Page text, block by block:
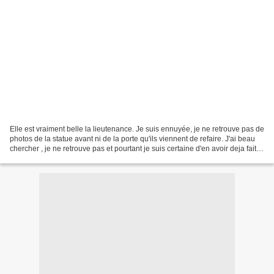
Elle est vraiment belle la lieutenance. Je suis ennuyée, je ne retrouve pas de
photos de la statue avant ni de la porte qu'ils viennent de refaire. J'ai beau
chercher , je ne retrouve pas et pourtant je suis certaine d'en avoir deja fait.